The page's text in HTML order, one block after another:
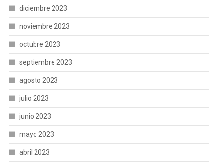
diciembre 2023
noviembre 2023
octubre 2023
septiembre 2023
agosto 2023
julio 2023
junio 2023
mayo 2023
abril 2023